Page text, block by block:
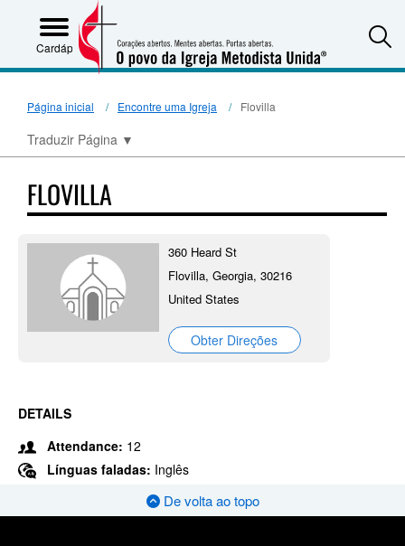
Cardápio
Página inicial Encontre uma Igreja Flovilla
Traduzir Página ▼
FLOVILLA
360 Heard St
Flovilla, Georgia, 30216
United States
Obter Direções
DETAILS
Attendance: 12
Línguas faladas: Inglês
De volta ao topo